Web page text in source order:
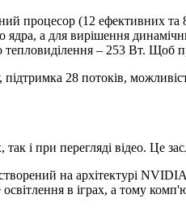
процесор (12 ефективних та
а для вирішення
тепловиділення – 253 Вт.
28 потоків,
і при перегляді відео. Це
на архітектурі
в іграх, а тому